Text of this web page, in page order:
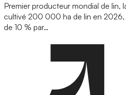
Premier producteur mondial de lin,
cultivé 200 000 ha de lin en 2026,
de 10 % par…